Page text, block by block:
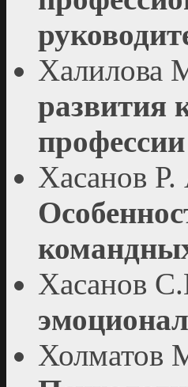
Халилова
развития
профессии
Хасанов
Хасанов
Холматов